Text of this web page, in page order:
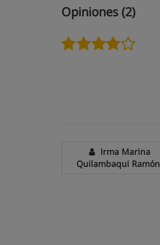
Opiniones (2)
Irma Marina
Quilambaqui Ramón